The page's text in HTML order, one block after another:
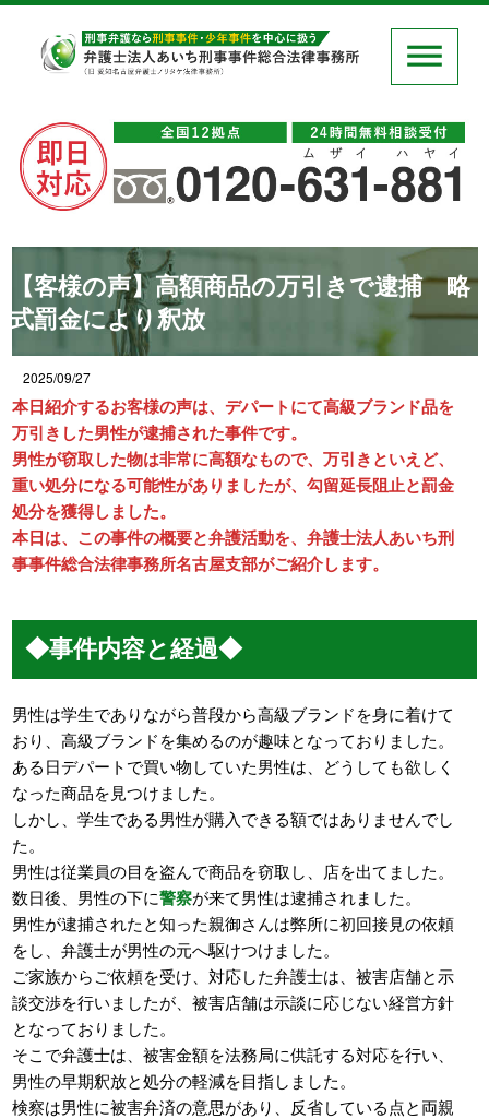
【客様の声】高額商品の万引きで逮捕 略
式罰金により釈放
2025/09/27
本日紹介するお客様の声は、デパートにて高級ブランド品を
万引きした男性が逮捕された事件です。
男性が窃取した物は非常に高額なもので、万引きといえど、
重い処分になる可能性がありましたが、勾留延長阻止と罰金
処分を獲得しました。
本日は、この事件の概要と弁護活動を、弁護士法人あいち刑
事事件総合法律事務所名古屋支部がご紹介します。
◆事件内容と経過◆
男性は学生でありながら普段から高級ブランドを身に着けて
おり、高級ブランドを集めるのが趣味となっておりました。
ある日デパートで買い物していた男性は、どうしても欲しく
なった商品を見つけました。
しかし、学生である男性が購入できる額ではありませんでし
た。
男性は従業員の目を盗んで商品を窃取し、店を出てました。
数日後、男性の下に警察が来て男性は逮捕されました。
男性が逮捕されたと知った親御さんは弊所に初回接見の依頼
をし、弁護士が男性の元へ駆けつけました。
ご家族からご依頼を受け、対応した弁護士は、被害店舗と示
談交渉を行いましたが、被害店舗は示談に応じない経営方針
となっておりました。
そこで弁護士は、被害金額を法務局に供託する対応を行い、
男性の早期釈放と処分の軽減を目指しました。
検察は男性に被害弁済の意思があり、反省している点と両親